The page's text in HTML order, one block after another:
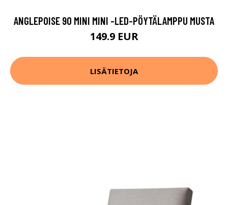
ANGLEPOISE 90 MINI MINI -LED-PÖYTÄLAMPPU MUSTA
149.9 EUR
LISÄTIETOJA